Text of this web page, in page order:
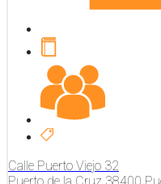
Calle Puerto Viejo 32